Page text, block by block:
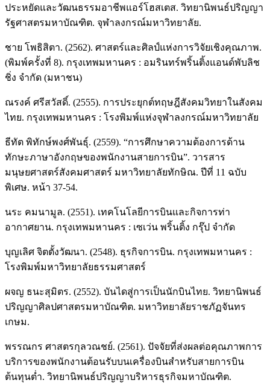
ประหยัดและวัฒนธรรมอาชีพแอร์โฮสเตส. วิทยานิพนธ์ปริญญา
รัฐศาสตรมหาบัณฑิต. จุฬาลงกรณ์มหาวิทยาลัย.
ชาย โพธิสิตา. (2562). ศาสตร์และศิลป์แห่งการวิจัยเชิงคุณภาพ.
(พิมพ์ครั้งที่ 8). กรุงเทพมหานคร : อมรินทร์พริ้นติ้งแอนด์พับลิช
ชิ่ง จำกัด (มหาชน)
ณรงค์ ศรีสวัสดิ์. (2555). การประยุกต์ทฤษฎีสังคมวิทยาในสังคม
ไทย. กรุงเทพมหานคร : โรงพิมพ์แห่งจุฬาลงกรณ์มหาวิทยาลัย
ธีทัต พิทักษ์พงศ์พันธุ์. (2559). “การศึกษาความต้องการด้าน
ทักษะภาษาอังกฤษของพนักงานสายการบิน”. วารสาร
มนุษยศาสตร์สังคมศาสตร์ มหาวิทยาลัยทักษิณ. ปีที่ 11 ฉบับ
พิเศษ. หน้า 37-54.
นระ คมนามูล. (2551). เทคโนโลยีการบินและกิจการท่า
อากาศยาน. กรุงเทพมหานคร : เซเว่น พริ้นติ้ง กรุ๊ป จำกัด
บุญเลิศ จิตตั้งวัฒนา. (2548). ธุรกิจการบิน. กรุงเทพมหานคร :
โรงพิมพ์มหาวิทยาลัยธรรมศาสตร์
ผจญ ธนะสุมิตร. (2552). บันไดสู่การเป็นนักบินไทย. วิทยานิพนธ์
ปริญญาศิลปศาสตรมหาบัณฑิต. มหาวิทยาลัยราชภัฏจันทร
เกษม.
พรรณกร ศาสตรกุลวณชย์. (2561). ปัจจัยที่ส่งผลต่อคุณภาพการ
บริการของพนักงานต้อนรับบนเครื่องบินสำหรับสายการบิน
ต้นทุนต่ำ. วิทยานิพนธ์ปริญญาบริหารธุรกิจมหาบัณฑิต.